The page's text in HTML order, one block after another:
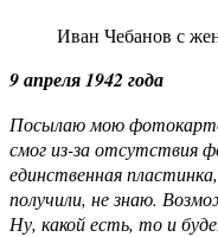
Иван Чебанов с
9 апреля 1942 года
Посылаю мою
смог из-за отсутствия
единственная
получили, не знаю.
Ну, какой есть, то и